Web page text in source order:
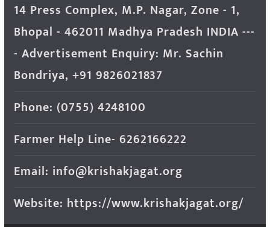
14 Press Complex, M.P. Nagar, Zone - 1,
Bhopal - 462011 Madhya Pradesh INDIA ---
- Advertisement Enquiry: Mr. Sachin
Bondriya, +91 9826021837
Phone: (0755) 4248100
Farmer Help Line- 6262166222
Email: info@krishakjagat.org
Website: https://www.krishakjagat.org/